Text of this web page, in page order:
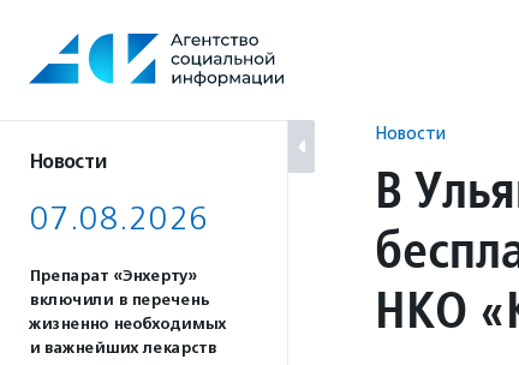
содержанию
Новости
07.08.2026
Препарат «Энхерту»
включили в перечень
жизненно необходимых
и важнейших лекарств
Новости
В
НКО